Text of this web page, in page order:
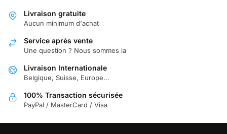
Livraison gratuite
Aucun minimum d'achat
Service après vente
Une question ? Nous sommes la
Livraison Internationale
Belgique, Suisse, Europe...
100% Transaction sécurisée
PayPal / MasterCard / Visa